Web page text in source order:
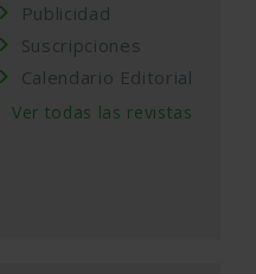
Publicidad
Suscripciones
Calendario Editorial
Ver todas las revistas